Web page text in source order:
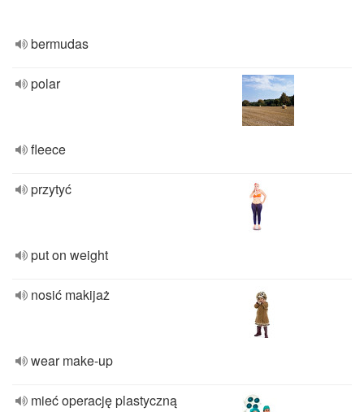
bermudas
polar
fleece
przytyć
put on weight
nosić makijaż
wear make-up
mieć operację plastyczną